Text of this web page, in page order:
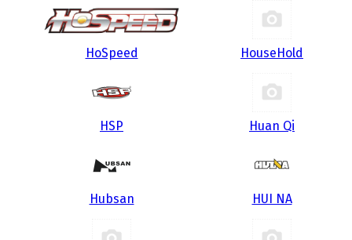
HoSpeed HouseHold
HSP Huan Qi
Hubsan HUI NA